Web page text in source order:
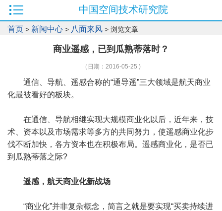
中国空间技术研究院
首页 > 新闻中心 > 八面来风 > 浏览文章
商业遥感，已到瓜熟蒂落时？
（日期：2016-05-25 )
通信、导航、遥感合称的“通导遥”三大领域是航天商业
化最被看好的板块。
在通信、导航相继实现大规模商业化以后，近年来，技
术、资本以及市场需求等多方的共同努力，使遥感商业化步
伐不断加快，各方资本也在积极布局。遥感商业化，是否已
到瓜熟蒂落之际?
遥感，航天商业化新战场
“商业化”并非复杂概念，简言之就是要实现“买卖持续进